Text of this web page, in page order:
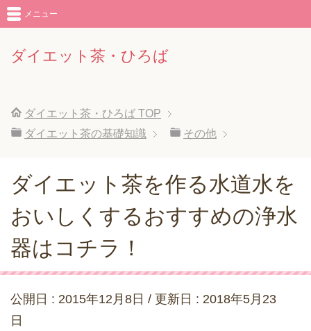
ダイエット茶・ひろば
メニュー
ダイエット茶・ひろば TOP
ダイエット茶の基礎知識
その他
ダイエット茶を作る水道水を
おいしくするおすすめの浄水
器はコチラ！
公開日 : 2015年12月8日 / 更新日 : 2018年5月23
日